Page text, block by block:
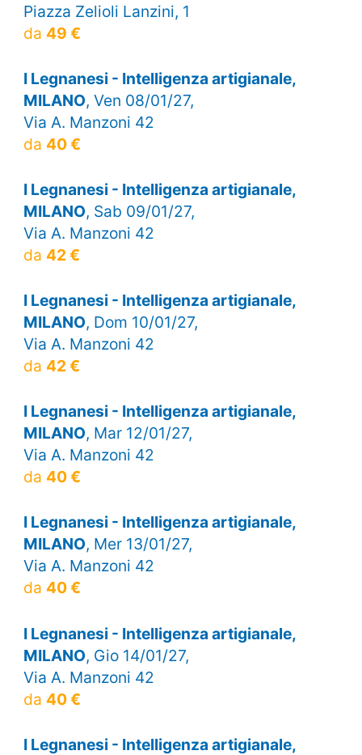
Piazza Zelioli Lanzini, 1
da 49 €
I Legnanesi - Intelligenza artigianale,
MILANO, Ven 08/01/27,
Via A. Manzoni 42
da 40 €
I Legnanesi - Intelligenza artigianale,
MILANO, Sab 09/01/27,
Via A. Manzoni 42
da 42 €
I Legnanesi - Intelligenza artigianale,
MILANO, Dom 10/01/27,
Via A. Manzoni 42
da 42 €
I Legnanesi - Intelligenza artigianale,
MILANO, Mar 12/01/27,
Via A. Manzoni 42
da 40 €
I Legnanesi - Intelligenza artigianale,
MILANO, Mer 13/01/27,
Via A. Manzoni 42
da 40 €
I Legnanesi - Intelligenza artigianale,
MILANO, Gio 14/01/27,
Via A. Manzoni 42
da 40 €
I Legnanesi - Intelligenza artigianale,